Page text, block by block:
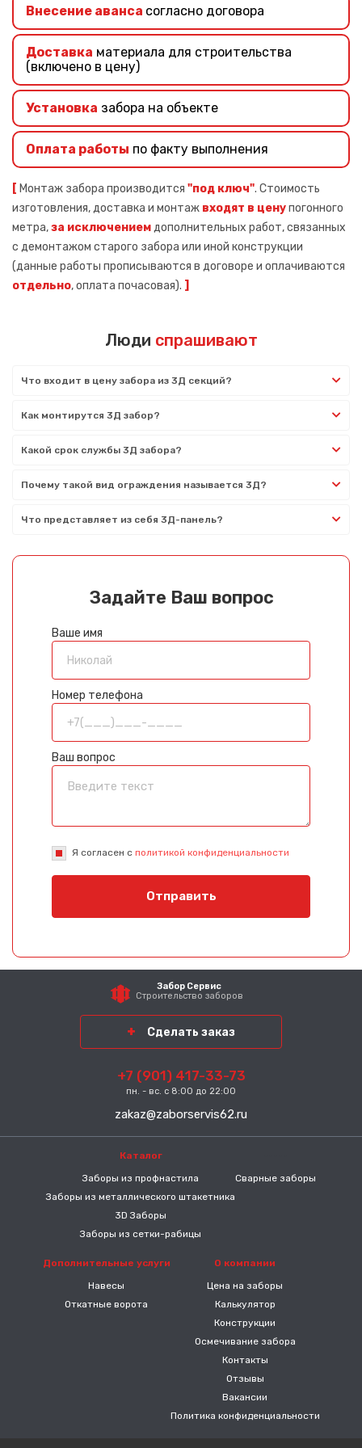
Внесение аванса согласно договора
Доставка материала для строительства
(включено в цену)
Установка забора на объекте
Оплата работы по факту выполнения
[ Монтаж забора производится "под ключ". Стоимость
изготовления, доставка и монтаж входят в ценупогонного
метра,за исключениемдополнительных работ, связанных
с демонтажом старого забора или иной конструкции
(данные работы прописываются в договоре и оплачиваются
отдельно, оплата почасовая). ]
Люди спрашивают
Что входит в цену забора из 3Д секций?
Как монтирутся 3Д забор?
Какой срок службы 3Д забора?
Почему такой вид ограждения называется 3Д?
Что представляет из себя 3Д-панель?
Задайте Ваш вопрос
Ваше имя
Номер телефона
Ваш вопрос
Я согласен с политикой конфиденциальности
Отправить
Забор Сервис
Строительство заборов
Сделать заказ
+7 (901) 417-33-73
пн. - вс. с 8:00 до 22:00
zakaz@zaborservis62.ru
Каталог
Заборы из профнастила
Заборы из металлического штакетника
3D Заборы
Заборы из сетки-рабицы
Сварные заборы
Дополнительные услуги
Навесы
Откатные ворота
О компании
Цена на заборы
Калькулятор
Конструкции
Осмечивание забора
Контакты
Отзывы
Вакансии
Политика конфиденциальности